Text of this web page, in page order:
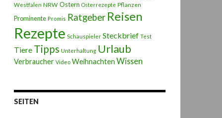
Westfalen NRW Ostern Osterrezepte Pflanzen
Prominente Promis Ratgeber Reisen
Rezepte Schauspieler Steckbrief Test
Tiere Tipps Unterhaltung Urlaub
Verbraucher Video Weihnachten Wissen
SEITEN